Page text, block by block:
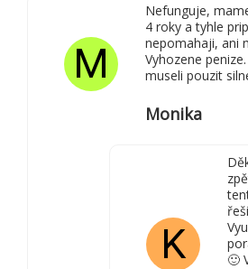
M
Nefunguje,
4 roky a tyhle
nepomahaji, ani
Vyhozene
museli pouzit
Monika
K
🙂